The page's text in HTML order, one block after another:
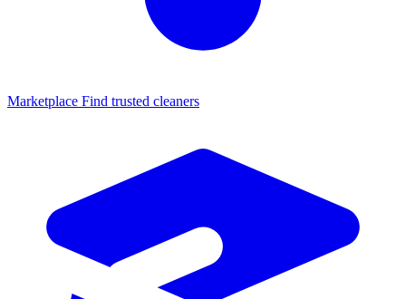
Marketplace Find trusted cleaners